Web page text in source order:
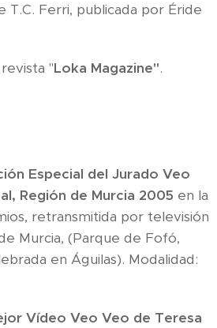
T.C. Ferri, publicada por Éride
"Loka Magazine".
Especial del Jurado Veo
Región de Murcia 2005 en la
retransmitida por televisión
Murcia, (Parque de Fofó,
en Águilas). Modalidad:
Vídeo Veo Veo de Teresa